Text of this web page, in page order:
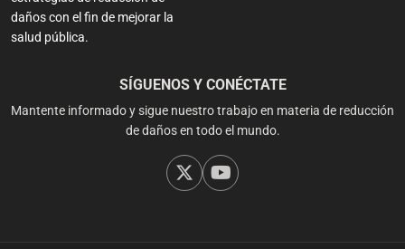
daños con el fin de mejorar la
salud pública.
SÍGUENOS Y CONÉCTATE
Mantente informado y sigue nuestro trabajo en materia de reducción
de daños en todo el mundo.